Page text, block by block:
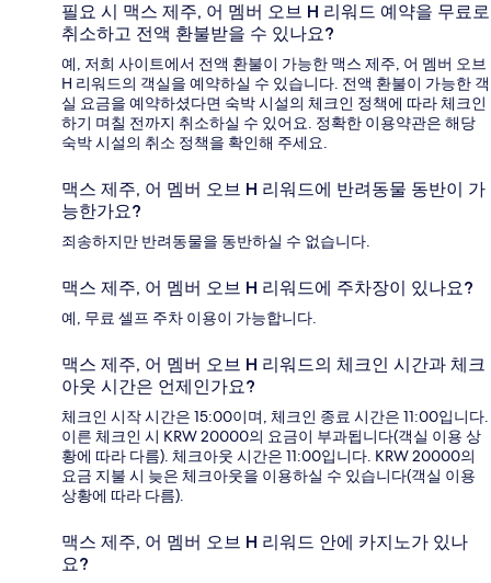
필요 시 맥스 제주, 어 멤버 오브 H 리워드 예약을 무료로
취소하고 전액 환불받을 수 있나요?
예, 저희 사이트에서 전액 환불이 가능한 맥스 제주, 어 멤버 오브
H 리워드의 객실을 예약하실 수 있습니다. 전액 환불이 가능한 객
실 요금을 예약하셨다면 숙박 시설의 체크인 정책에 따라 체크인
하기 며칠 전까지 취소하실 수 있어요. 정확한 이용약관은 해당
숙박 시설의 취소 정책을 확인해 주세요.
맥스 제주, 어 멤버 오브 H 리워드에 반려동물 동반이 가
능한가요?
죄송하지만 반려동물을 동반하실 수 없습니다.
맥스 제주, 어 멤버 오브 H 리워드에 주차장이 있나요?
예, 무료 셀프 주차 이용이 가능합니다.
맥스 제주, 어 멤버 오브 H 리워드의 체크인 시간과 체크
아웃 시간은 언제인가요?
체크인 시작 시간은 15:00이며, 체크인 종료 시간은 11:00입니다.
이른 체크인 시 KRW 20000의 요금이 부과됩니다(객실 이용 상
황에 따라 다름). 체크아웃 시간은 11:00입니다. KRW 20000의
요금 지불 시 늦은 체크아웃을 이용하실 수 있습니다(객실 이용
상황에 따라 다름).
맥스 제주, 어 멤버 오브 H 리워드 안에 카지노가 있나
요?